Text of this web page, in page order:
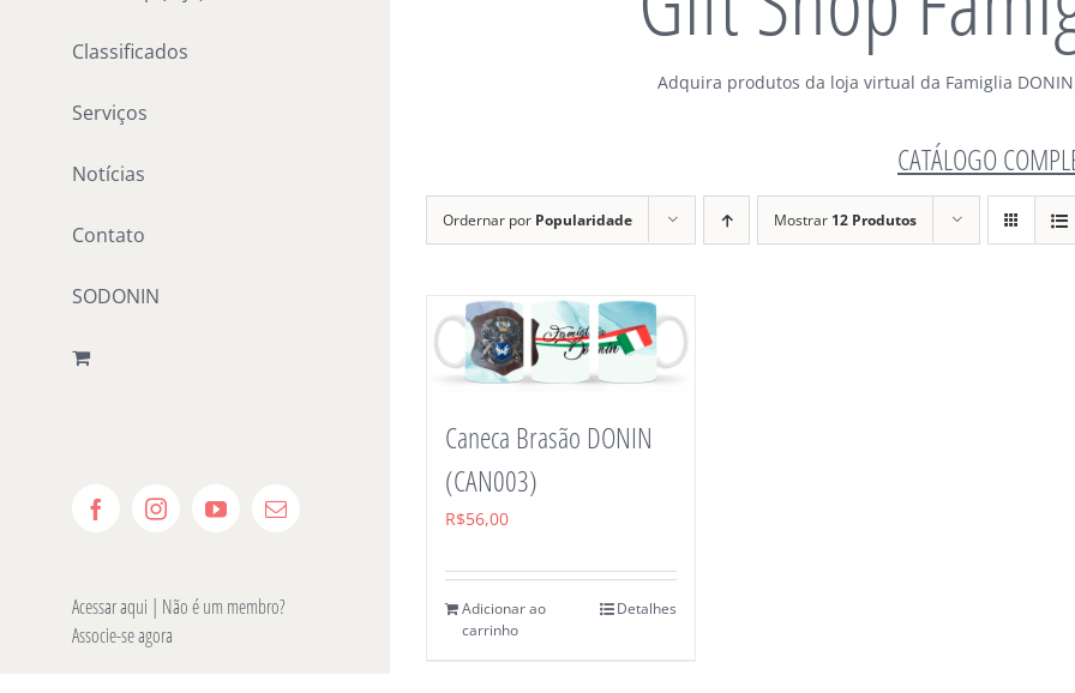
Classificados
Serviços
Notícias
Contato
SODONIN
FacebookInstagramYouTube
E-
Acessar aqui | Não é um membro?
Associe-se agora
Adquira produtos da loja virtual da Famiglia
CATÁLOGO
Ordernar por Popularidade Mostrar 12 Produtos
Caneca Brasão DONIN
(CAN003)
R$56,00
Adicionar ao
carrinho
Detalhes